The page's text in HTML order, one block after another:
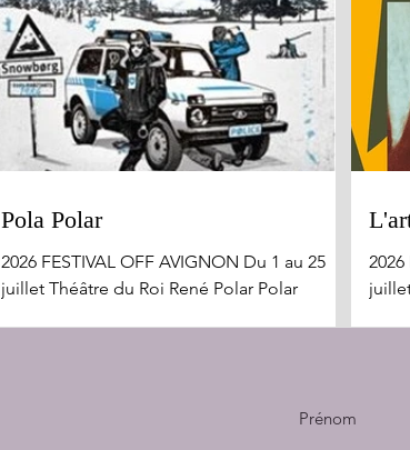
Pola Polar
2026 FESTIVAL OFF AVIGNON Du 1 au 25
juillet Théâtre du Roi René Polar Polar
déploie un humour délicieusement absurde
2026
Prénom